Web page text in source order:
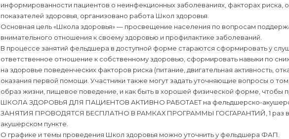
информированности пациентов о неинфекционных заболеваниях, факторах риска,
показателей здоровья, организовано работа Школ здоровья.
Основная цель «Школа здоровья» — просвещение населения по вопросам
внимательного отношения к своему здоровью и профилактике заболеваний.
В процессе занятий фельдшера в доступной форме стараются сформировать у
ответственное отношение к собственному здоровью, сформировать навыки по
на здоровье поведенческих факторов риска (питание, двигательная активность,
оказания первой помощи. Участники также могут задать уточняющие вопросы о
образ жизни, пищевое поведение, и как быть в хорошей физической форме, чтобы
ШКОЛА ЗДОРОВЬЯ ДЛЯ ПАЦИЕНТОВ АКТИВНО РАБОТАЕТ на фельдшерско-
ЗАНЯТИЯ ПРОВОДЯТСЯ БЕСПЛАТНО В РАМКАХ ПРОГРАММЫ ГОСГАРАНТИЙ, 1 раз в
акушерском пункте.
О графике и темы проведения Школ здоровья можно уточнить у фельдшера ФАП.